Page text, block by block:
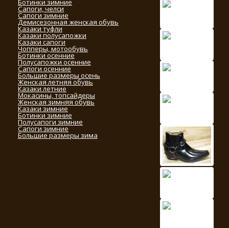
Ботинки зимние
Сапоги, челси
Сапоги зимние
Демисезонная женская обувь
Казаки туфли
Казаки полусапожки
Казаки сапоги
Чопперы, мотообувь
Ботинки осенние
Полусапожки осенние
Сапоги осенние
Большие размеры осень
Женская летняя обувь
Казаки летние
Мокасины, топсайдеры
Женская зимняя обувь
Казаки зимние
Ботинки зимние
Полусапоги зимние
Сапоги зимние
Большие размеры зима